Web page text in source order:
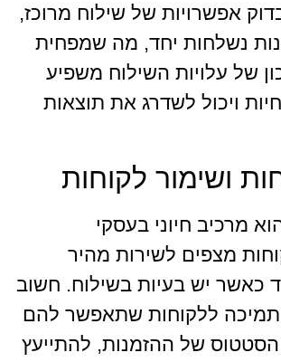
אפשרויות של שילוח מרוכז,
נשלחות יחד, מה שמפחית
של עלויות השילוח משפיע
ויכול לשדרג את תוצאות
ושימור לקוחות
מרכיב חיוני בעסקי
מצפים לשירות מהיר
כאשר יש בעיות בשילוח. חשוב
ללקוחות שתאפשר להם
של ההזמנות, להתייעץ